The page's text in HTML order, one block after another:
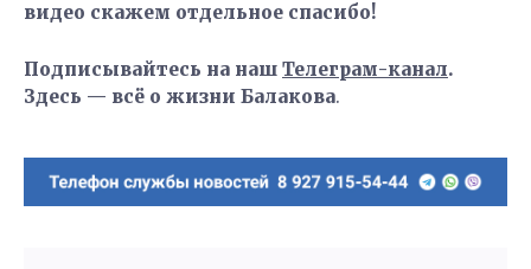
видео скажем отдельное спасибо!
Подписывайтесь на наш Телеграм-канал.
Здесь — всё о жизни Балакова.